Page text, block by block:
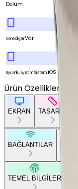
Dolum
İvmeölçerVar
Uyumlu İşletim SistemiiOS
Ürün Özellikleri
EKRAN TASARIM
BAĞLANTILAR
TEMEL BİLGİLER